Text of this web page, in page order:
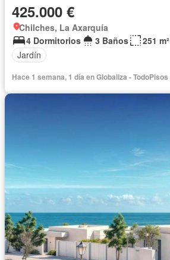
425.000 €
Chilches, La Axarquía
4 Dormitorios
3 Baños
251 m²
Jardín
Hace 1 semana, 1 día en Globaliza - TodoPisos